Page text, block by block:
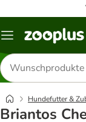
Menü
Produkte
suchen
Hundefutter &
Briantos